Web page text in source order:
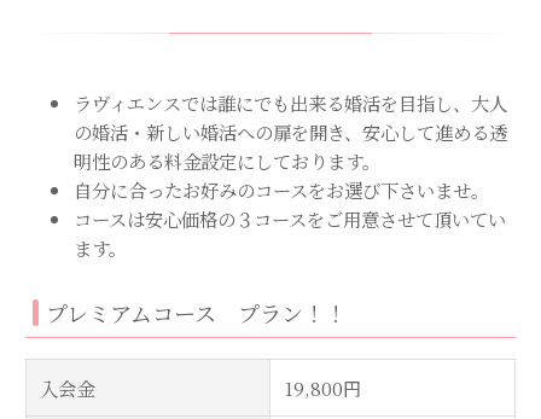
ラヴィエンスでは誰にでも出来る婚活を目指し、大人
の婚活・新しい婚活への扉を開き、安心して進める透
明性のある料金設定にしております。
自分に合ったお好みのコースをお選び下さいませ。
コースは安心価格の３コースをご用意させて頂いてい
ます。
プレミアムコース プラン！！
入会金 19,800円